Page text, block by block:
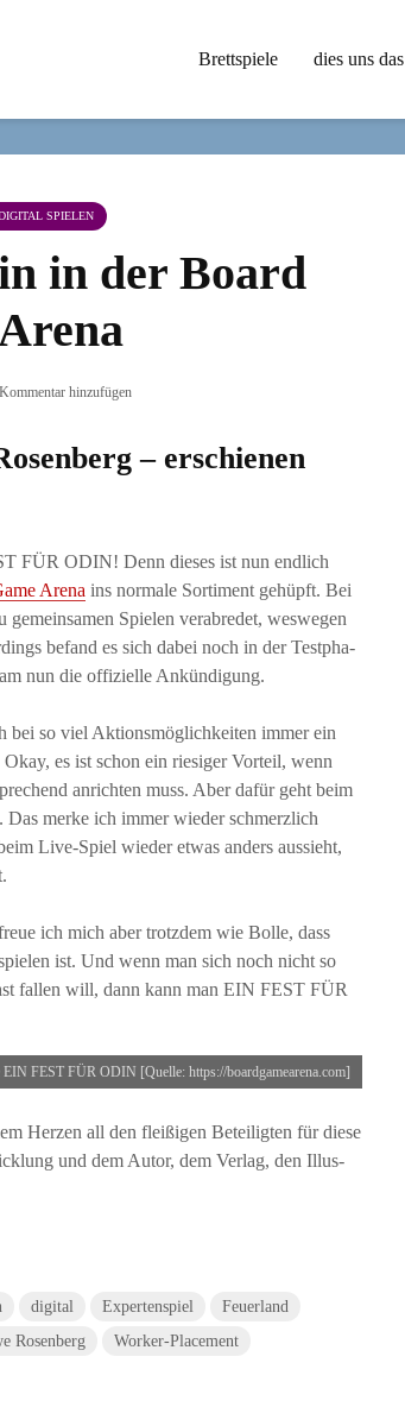
Brettspiele dies uns das
SPIELEN
in der Board
Kommentar hinzufügen
– erschienen
FÜR ODIN! Denn die­ses ist nun end­lich
Are­na ins nor­ma­le Sor­ti­ment gehüpft. Bei
gemein­sa­men Spie­len ver­ab­re­det, wes­we­gen
befand es sich dabei noch in der Test­pha­
nun die offi­zi­el­le Ankündigung.
bei so viel Akti­ons­mög­lich­kei­ten immer ein
es ist schon ein rie­si­ger Vor­teil, wenn
anrich­ten muss. Aber dafür geht beim
mer­ke ich immer wie­der schmerz­lich
Live-Spiel wie­der etwas anders aus­sieht,
ich mich aber trotz­dem wie Bol­le, dass
ist. Und wenn man sich noch nicht so
fal­len will, dann kann man EIN FEST FÜR
EIN FEST FÜR ODIN [Quel­le: https://boardgamearena.com]
Her­zen all den flei­ßi­gen Betei­lig­ten für die­se
und dem Autor, dem Ver­lag, den Illus­
digital Expertenspiel
Feuerland
Rosenberg Worker-Placement